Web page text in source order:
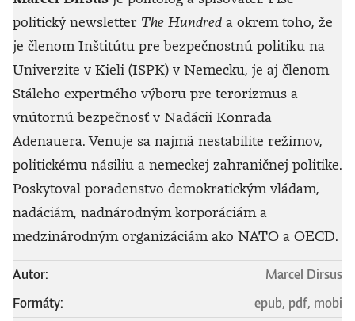
politický newsletter The Hundred a okrem toho, že
je členom Inštitútu pre bezpečnostnú politiku na
Univerzite v Kieli (ISPK) v Nemecku, je aj členom
Stáleho expertného výboru pre terorizmus a
vnútornú bezpečnosť v Nadácii Konrada
Adenauera. Venuje sa najmä nestabilite režimov,
politickému násiliu a nemeckej zahraničnej politike.
Poskytoval poradenstvo demokratickým vládam,
nadáciám, nadnárodným korporáciám a
medzinárodným organizáciám ako NATO a OECD.
Autor:
Marcel Dirsus
Formáty:
epub, pdf, mobi